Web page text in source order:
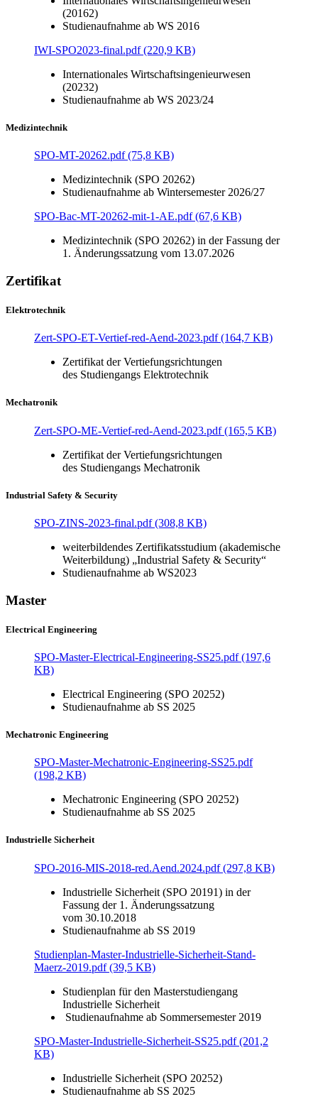
(20162)
Studienaufnahme ab WS 2016
IWI-SPO2023-final.pdf (220,9 KB)
Internationales Wirtschaftsingenieurwesen
(20232)
Studienaufnahme ab WS 2023/24
Medizintechnik
SPO-MT-20262.pdf (75,8 KB)
Medizintechnik (SPO 20262)
Studienaufnahme ab Wintersemester 2026/27
SPO-Bac-MT-20262-mit-1-AE.pdf (67,6 KB)
Medizintechnik (SPO 20262) in der Fassung der
1. Änderungssatzung vom 13.07.2026
Zertifikat
Elektrotechnik
Zert-SPO-ET-Vertief-red-Aend-2023.pdf (164,7 KB)
Zertifikat der Vertiefungsrichtungen
des Studiengangs Elektrotechnik
Mechatronik
Zert-SPO-ME-Vertief-red-Aend-2023.pdf (165,5 KB)
Zertifikat der Vertiefungsrichtungen
des Studiengangs Mechatronik
Industrial Safety & Security
SPO-ZINS-2023-final.pdf (308,8 KB)
weiterbildendes Zertifikatsstudium (akademische
Weiterbildung) „Industrial Safety & Security“
Studienaufnahme ab WS2023
Master
Electrical Engineering
SPO-Master-Electrical-Engineering-SS25.pdf (197,6
KB)
Electrical Engineering (SPO 20252)
Studienaufnahme ab SS 2025
Mechatronic Engineering
SPO-Master-Mechatronic-Engineering-SS25.pdf
(198,2 KB)
Mechatronic Engineering (SPO 20252)
Studienaufnahme ab SS 2025
Industrielle Sicherheit
SPO-2016-MIS-2018-red.Aend.2024.pdf (297,8 KB)
Industrielle Sicherheit (SPO 20191) in der
Fassung der 1. Änderungssatzung
vom 30.10.2018
Studienaufnahme ab SS 2019
Studienplan-Master-Industrielle-Sicherheit-Stand-
Maerz-2019.pdf (39,5 KB)
Studienplan für den Masterstudiengang
Industrielle Sicherheit
Studienaufnahme ab Sommersemester 2019
SPO-Master-Industrielle-Sicherheit-SS25.pdf (201,2
KB)
Industrielle Sicherheit (SPO 20252)
Studienaufnahme ab SS 2025